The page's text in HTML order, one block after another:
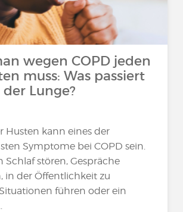
wegen COPD jeden
muss: Was passiert
Lunge?
Husten kann eines der
Symptome bei COPD sein.
Schlaf stören, Gespräche
in der Öffentlichkeit zu
führen oder ein